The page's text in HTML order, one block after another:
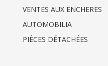
VENTES AUX ENCHERES
AUTOMOBILIA
PIÈCES DÉTACHÉES